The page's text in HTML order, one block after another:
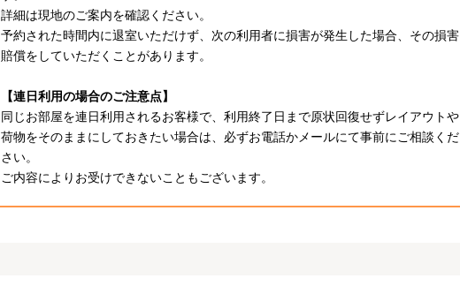
詳細は現地のご案内を確認ください。
予約された時間内に退室いただけず、次の利用者に損害が発生した場合、その損害
賠償をしていただくことがあります。
【連日利用の場合のご注意点】
同じお部屋を連日利用されるお客様で、利用終了日まで原状回復せずレイアウトや
荷物をそのままにしておきたい場合は、必ずお電話かメールにて事前にご相談くだ
さい。
ご内容によりお受けできないこともございます。